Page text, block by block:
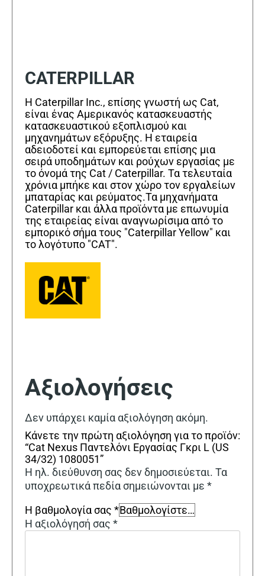
CATERPILLAR
Η Caterpillar Inc., επίσης γνωστή ως Cat,
είναι ένας Αμερικανός κατασκευαστής
κατασκευαστικού εξοπλισμού και
μηχανημάτων εξόρυξης. Η εταιρεία
αδειοδοτεί και εμπορεύεται επίσης μια
σειρά υποδημάτων και ρούχων εργασίας με
το όνομά της Cat / Caterpillar. Τα τελευταία
χρόνια μπήκε και στον χώρο τον εργαλείων
μπαταρίας και ρεύματος.Τα μηχανήματα
Caterpillar και άλλα προϊόντα με επωνυμία
της εταιρείας είναι αναγνωρίσιμα από το
εμπορικό σήμα τους "Caterpillar Yellow" και
το λογότυπο "CAT".
Αξιολογήσεις
Δεν υπάρχει καμία αξιολόγηση ακόμη.
Κάνετε την πρώτη αξιολόγηση για το προϊόν:
“Cat Nexus Παντελόνι Εργασίας Γκρι L (US
34/32) 1080051”
Η ηλ. διεύθυνση σας δεν δημοσιεύεται. Τα
υποχρεωτικά πεδία σημειώνονται με *
Η βαθμολογία σας *
Η αξιολόγησή σας *